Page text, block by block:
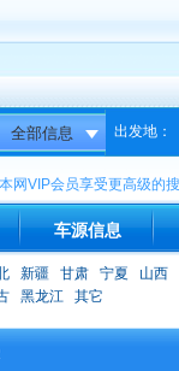
出发地：
网VIP会员享受更高级的
车源信息
新疆 甘肃 宁夏
山西
黑龙江 其它